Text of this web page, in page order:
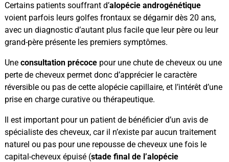
Certains patients souffrant d’alopécie androgénétique
voient parfois leurs golfes frontaux se dégarnir dès 20 ans,
avec un diagnostic d’autant plus facile que leur père ou leur
grand-père présente les premiers symptômes.
Une consultation précocepour une chute de cheveux ou une
perte de cheveux permet donc d’apprécier le caractère
réversible ou pas de cette alopécie capillaire, et l’intérêt d’une
prise en charge curative ou thérapeutique.
Il est important pour un patient de bénéficier d’un avis de
spécialiste des cheveux, car il n’existe par aucun traitement
naturel ou pas pour une repousse de cheveux une fois le
capital-cheveux épuisé (stade final de l’alopécie